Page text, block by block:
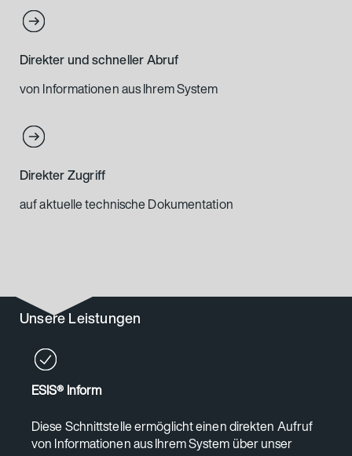
Direkter und schneller Abruf
von Informationen aus Ihrem System
Direkter Zugriff
auf aktuelle technische Dokumentation
Unsere Leistungen
ESIS® Inform
Diese Schnittstelle ermöglicht einen direkten Aufruf
von Informationen aus Ihrem System über unser